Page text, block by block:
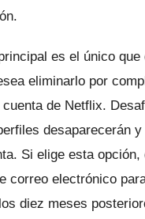
es el único que
eliminarlo por
de Netflix.
desaparecerán
Si elige esta
correo electrónico
diez meses